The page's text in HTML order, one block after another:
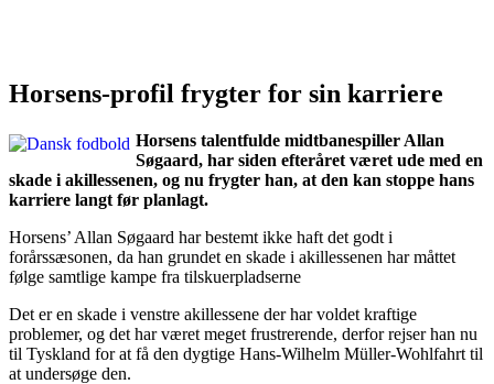
Horsens-profil frygter for sin karriere
Horsens talentfulde midtbanespiller Allan
Søgaard, har siden efteråret været ude med en
skade i akillessenen, og nu frygter han, at den kan stoppe hans
karriere langt før planlagt.
Horsens’ Allan Søgaard har bestemt ikke haft det godt i
forårssæsonen, da han grundet en skade i akillessenen har måttet
følge samtlige kampe fra tilskuerpladserne
Det er en skade i venstre akillessene der har voldet kraftige
problemer, og det har været meget frustrerende, derfor rejser han nu
til Tyskland for at få den dygtige Hans-Wilhelm Müller-Wohlfahrt til
at undersøge den.